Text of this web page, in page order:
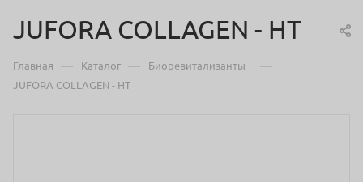
JUFORA COLLAGEN - HT
Главная — Каталог — Биоревитализанты —
JUFORA COLLAGEN - HT